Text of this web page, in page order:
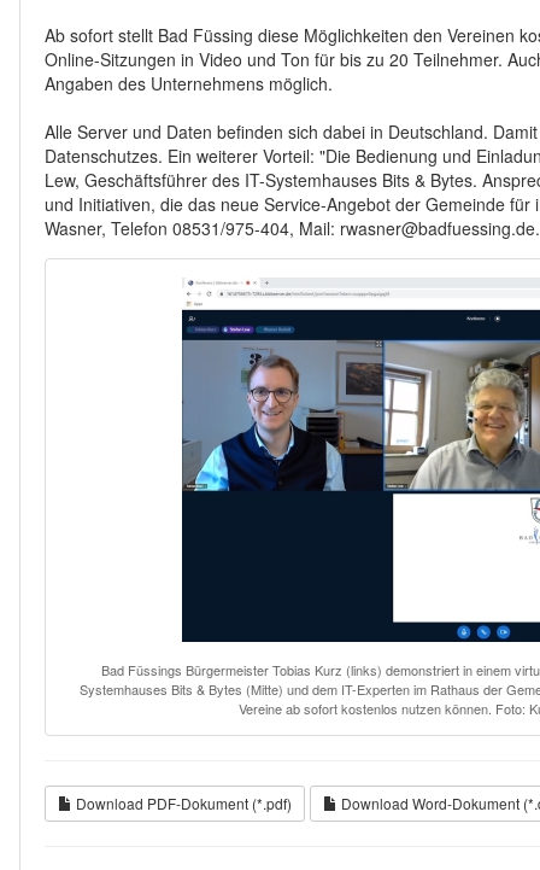
Ab sofort stellt Bad Füssing diese Möglichkeiten den Vereinen
Online-Sitzungen in Video und Ton für bis zu 20 Teilnehmer.
Angaben des Unternehmens möglich.
Alle Server und Daten befinden sich dabei in Deutschland.
Datenschutzes. Ein weiterer Vorteil: "Die Bedienung und
Lew, Geschäftsführer des IT-Systemhauses Bits & Bytes.
und Initiativen, die das neue Service-Angebot der Gemeinde
Wasner, Telefon 08531/975-404, Mail: rwasner@badfuessing.de.
Bad Füssings Bürgermeister Tobias Kurz (links) demonstriert in einem
Systemhauses Bits & Bytes (Mitte) und dem IT-Experten im Rathaus der
Vereine ab sofort kostenlos nutzen können. Foto:
Download PDF-Dokument (*.pdf) Download Word-Dokument